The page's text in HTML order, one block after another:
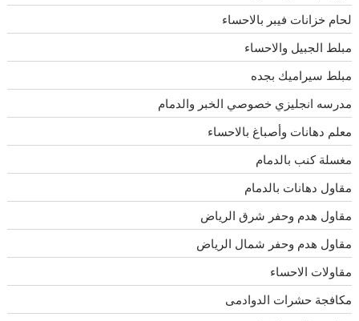
لحام خزانات فيبر بالاحساء
مبلط الجبيل والاحساء
مبلط سيراميك بجده
مدرسه انجليزي خصوصي الخبر والدمام
معلم دهانات وأصباغ بالاحساء
مغسلة كنب بالدمام
مقاول دهانات بالدمام
مقاول هدم وحفر شرق الرياض
مقاول هدم وحفر شمال الرياض
مقاولات الاحساء
مكافجة حشرات الدوادمى